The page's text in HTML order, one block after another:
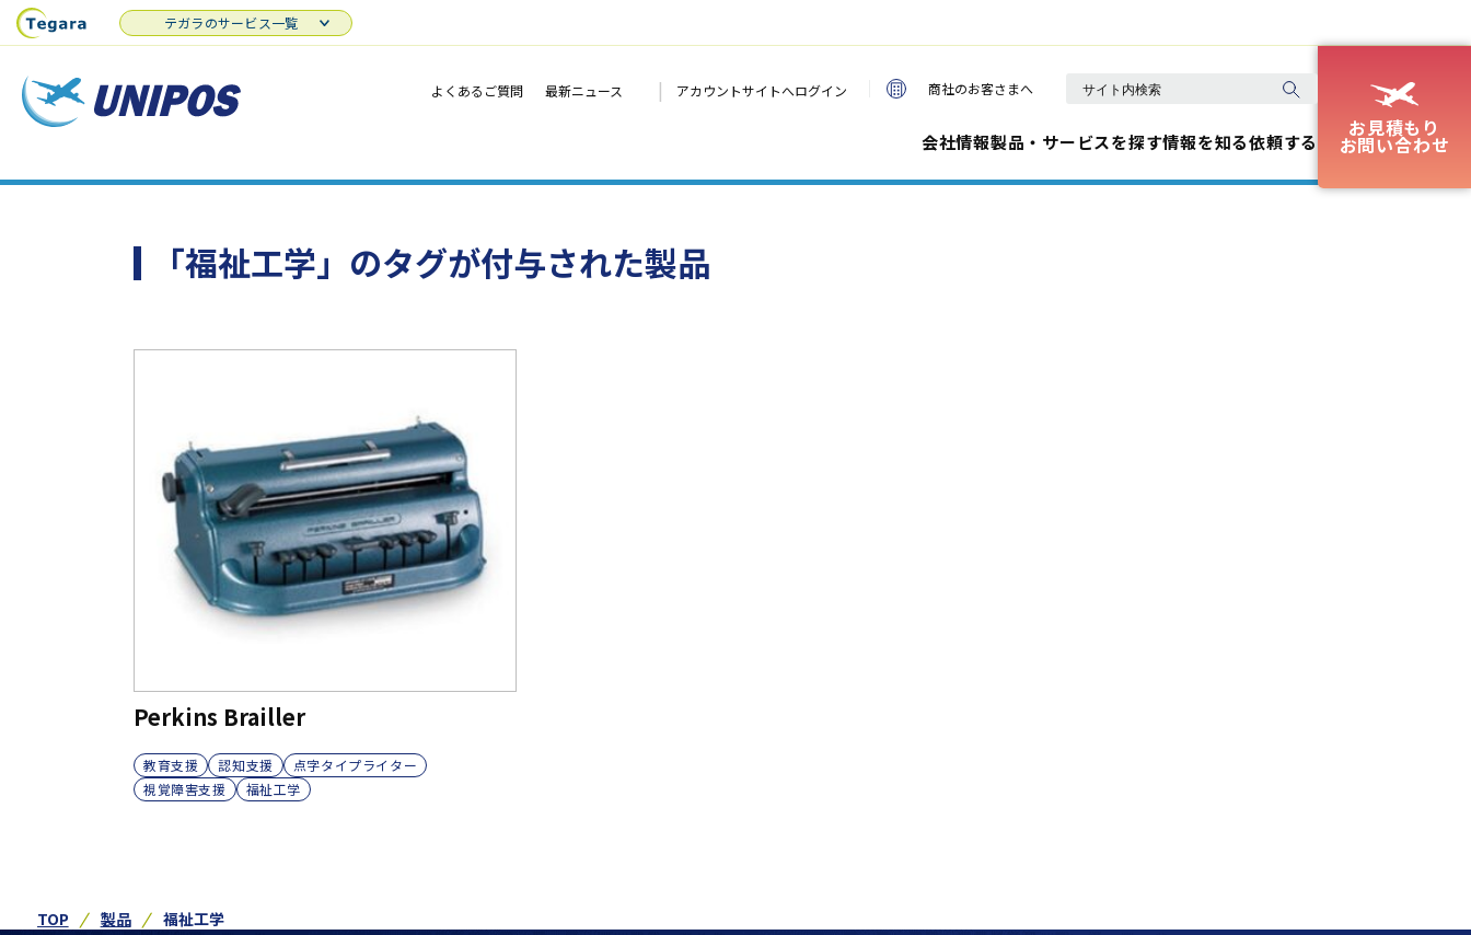
よくあるご質問 最新ニュース | アカウントサイトへログイン 商社のお客さまへ
会社情報製品・サービスを探す情報を知る依頼する
お見積もり
お問い合わせ
テガラのサービス一覧
「福祉工学」のタグが付与された製品
Perkins Brailler
教育支援 認知支援
点字タイプライター
視覚障害支援
福祉工学
TOP 製品 福祉工学